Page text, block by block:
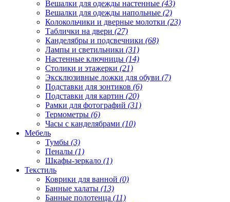
Вешалки для одежды настенные (43)
Вешалки для одежды напольные (2)
Колокольчики и дверные молотки (23)
Таблички на двери (27)
Канделябры и подсвечники (68)
Лампы и светильники (31)
Настенные ключницы (14)
Столики и этажерки (21)
Эксклюзивные ложки для обуви (7)
Подставки для зонтиков (6)
Подставки для картин (20)
Рамки для фотографий (31)
Термометры (6)
Часы с канделябрами (10)
Мебель
Тумбы (3)
Пеналы (1)
Шкафы-зеркало (1)
Текстиль
Коврики для ванной (0)
Банные халаты (13)
Банные полотенца (11)